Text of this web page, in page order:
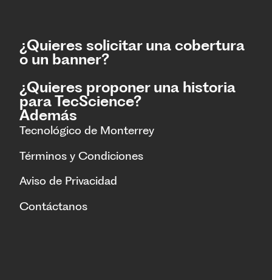
¿Quieres solicitar una cobertura
o un banner?
¿Quieres proponer una historia
para TecScience?
Además
Tecnológico de Monterrey
Términos y Condiciones
Aviso de Privacidad
Contáctanos